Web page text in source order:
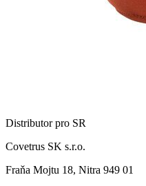
Distributor pro SR
Covetrus SK s.r.o.
Fraňa Mojtu 18, Nitra 949 01